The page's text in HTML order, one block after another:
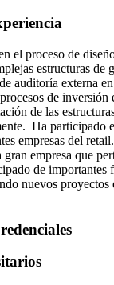
el proceso de
estructuras de
auditoría externa
de inversión
de las
Ha participado
empresas del
empresa que
de importantes
nuevos proyectos